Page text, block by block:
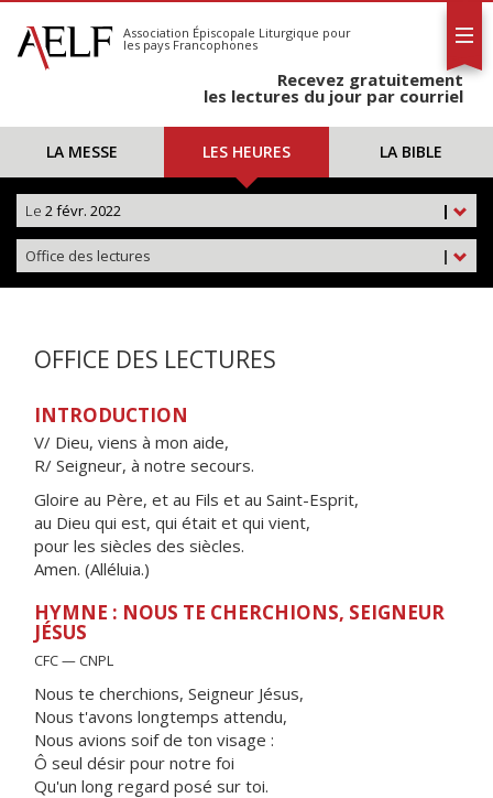
S'abonner
Calendrier
Association Épiscopale Liturgique pour
les pays Francophones
Recevez gratuitement
les lectures du jour par courriel
LA MESSE LES HEURES LA BIBLE
|
Le 2 févr. 2022
|
Office des lectures
OFFICE DES LECTURES
INTRODUCTION
V/ Dieu, viens à mon aide,
R/ Seigneur, à notre secours.
Gloire au Père, et au Fils et au Saint-Esprit,
au Dieu qui est, qui était et qui vient,
pour les siècles des siècles.
Amen. (Alléluia.)
HYMNE : NOUS TE CHERCHIONS, SEIGNEUR
JÉSUS
CFC — CNPL
Nous te cherchions, Seigneur Jésus,
Nous t'avons longtemps attendu,
Nous avions soif de ton visage :
Ô seul désir pour notre foi
Qu'un long regard posé sur toi.